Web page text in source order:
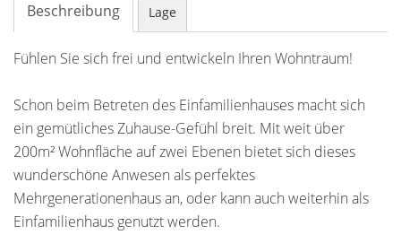
Beschreibung Lage
Fühlen Sie sich frei und entwickeln Ihren Wohntraum!
Schon beim Betreten des Einfamilienhauses macht sich
ein gemütliches Zuhause-Gefühl breit. Mit weit über
200m² Wohnfläche auf zwei Ebenen bietet sich dieses
wunderschöne Anwesen als perfektes
Mehrgenerationenhaus an, oder kann auch weiterhin als
Einfamilienhaus genutzt werden.